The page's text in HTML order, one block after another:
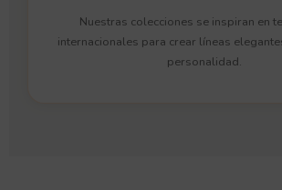
Nuestras colecciones se inspiran en
internacionales para crear líneas
personalidad.